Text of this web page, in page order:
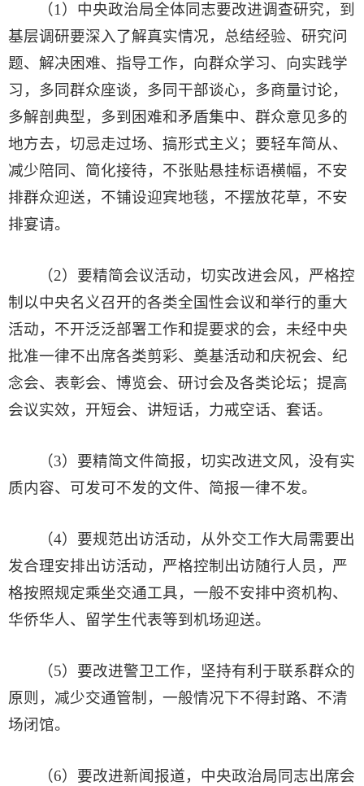
（1）中央政治局全体同志要改进调查研究，到
基层调研要深入了解真实情况，总结经验、研究问
题、解决困难、指导工作，向群众学习、向实践学
习，多同群众座谈，多同干部谈心，多商量讨论，
多解剖典型，多到困难和矛盾集中、群众意见多的
地方去，切忌走过场、搞形式主义；要轻车简从、
减少陪同、简化接待，不张贴悬挂标语横幅，不安
排群众迎送，不铺设迎宾地毯，不摆放花草，不安
排宴请。
（2）要精简会议活动，切实改进会风，严格控
制以中央名义召开的各类全国性会议和举行的重大
活动，不开泛泛部署工作和提要求的会，未经中央
批准一律不出席各类剪彩、奠基活动和庆祝会、纪
念会、表彰会、博览会、研讨会及各类论坛；提高
会议实效，开短会、讲短话，力戒空话、套话。
（3）要精简文件简报，切实改进文风，没有实
质内容、可发可不发的文件、简报一律不发。
（4）要规范出访活动，从外交工作大局需要出
发合理安排出访活动，严格控制出访随行人员，严
格按照规定乘坐交通工具，一般不安排中资机构、
华侨华人、留学生代表等到机场迎送。
（5）要改进警卫工作，坚持有利于联系群众的
原则，减少交通管制，一般情况下不得封路、不清
场闭馆。
（6）要改进新闻报道，中央政治局同志出席会